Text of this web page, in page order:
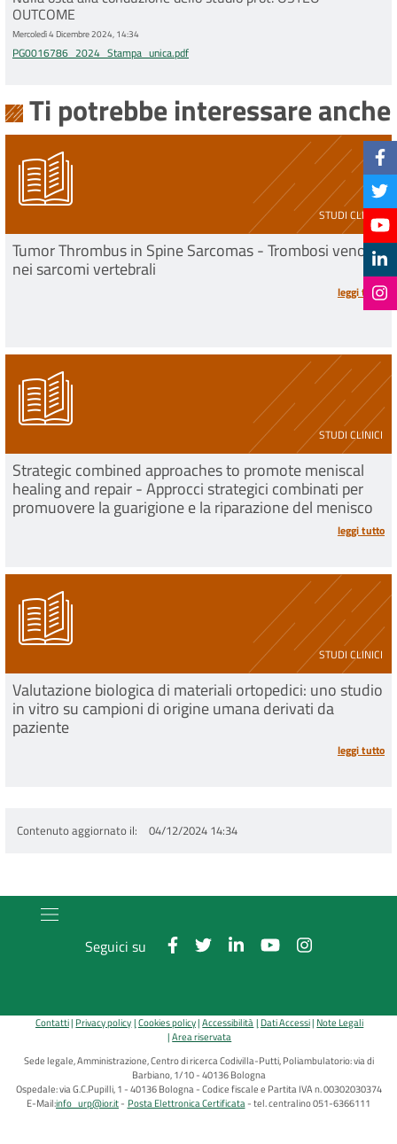
OUTCOME
Mercoledì 4 Dicembre 2024, 14:34
PG0016786_2024_Stampa_unica.pdf
Ti potrebbe interessare anche
STUDI CLINICI
Tumor Thrombus in Spine Sarcomas - Trombosi venosa
nei sarcomi vertebrali
leggi tutto
STUDI CLINICI
Strategic combined approaches to promote meniscal
healing and repair - Approcci strategici combinati per
promuovere la guarigione e la riparazione del menisco
leggi tutto
STUDI CLINICI
Valutazione biologica di materiali ortopedici: uno studio
in vitro su campioni di origine umana derivati da
paziente
leggi tutto
Contenuto aggiornato il 04/12/2024 14:34
Seguici su
Contatti Privacy policy Cookies policy Accessibilità Dati Accessi Note Legali
Area riservata
Sede legale, Amministrazione, Centro di ricerca Codivilla-Putti, Poliambulatorio: via di
Barbiano, 1/10 - 40136 Bologna
Ospedale: via G.C.Pupilli, 1 - 40136 Bologna - Codice fiscale e Partita IVA n. 00302030374
E-Mail:info_urp@ior.it Posta Elettronica Certificata tel. centralino 051-6366111